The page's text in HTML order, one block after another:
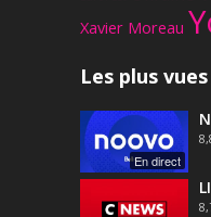
Xavier Moreau
Les plus vues
En direct